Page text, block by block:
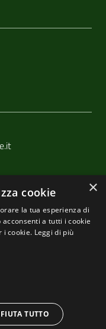
sul Prototipo per siti
×
cookie
la tua esperienza di
a tutti i cookie
i cookie. Leggi di più
TUTTO